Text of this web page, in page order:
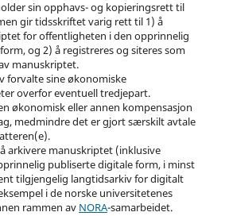
sin opphavs- og kopieringsrett til
gir tidsskriftet varig rett til 1) å
for offentligheten i den opprinnelig
og 2) å registreres og siteres som
manuskriptet.
forvalte sine økonomiske
overfor eventuell tredjepart.
økonomisk eller annen kompensasjon
medmindre det er gjort særskilt avtale
arkivere manuskriptet (inklusive
publiserte digitale form, i minst
tilgjengelig langtidsarkiv for digitalt
i de norske universitetenes
rammen av NORA-samarbeidet.